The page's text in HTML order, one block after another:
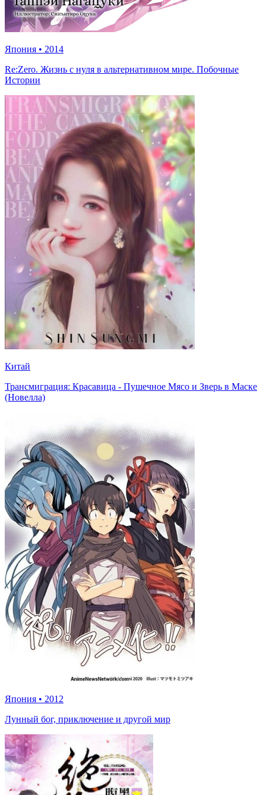
Япония • 2014
Re:Zero. Жизнь с нуля в альтернативном мире. Побочные
Истории
Китай
Трансмиграция: Красавица - Пушечное Мясо и Зверь в Маске
(Новелла)
Япония • 2012
Лунный бог, приключение и другой мир